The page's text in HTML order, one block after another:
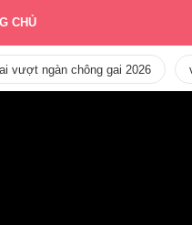
CHỦ
vượt ngàn chông gai 2026